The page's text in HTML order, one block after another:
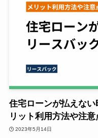
住宅ローンが払えな
リット利用方法や注
2023年5月14日